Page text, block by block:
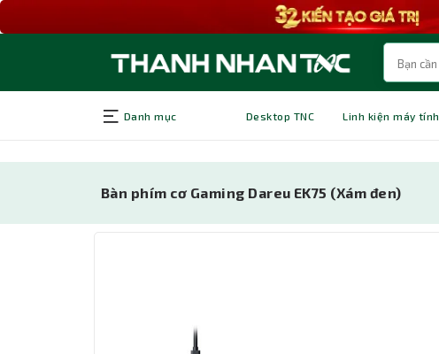
Danh mục Desktop TNC Linh kiện máy tính
Bàn phím cơ Gaming Dareu EK75 (Xám đen)